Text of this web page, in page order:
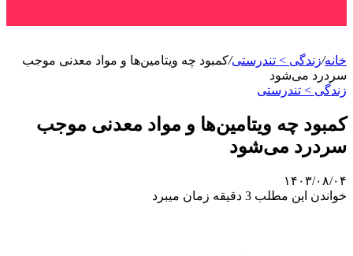
خانه/زندگی > تندرستی/کمبود چه ویتامین‌ها و مواد معدنی موجب
سردرد می‌شود
زندگی > تندرستی
کمبود چه ویتامین‌ها و مواد معدنی موجب
سردرد می‌شود
۱۴۰۳/۰۸/۰۴
خواندن این مطلب 3 دقیقه زمان میبرد